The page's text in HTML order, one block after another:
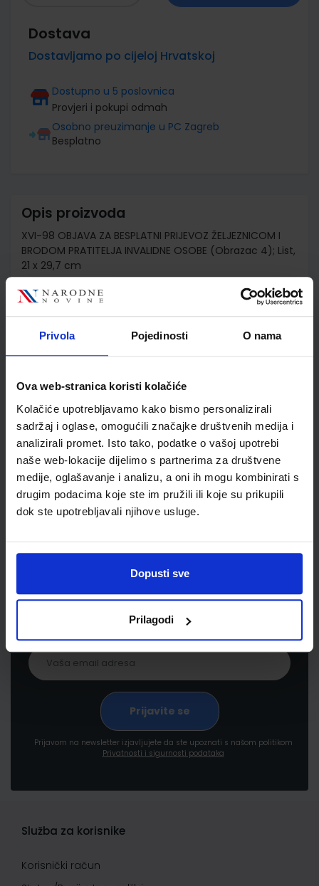
Privola Pojedinosti O nama
Ova web-stranica koristi kolačiće
Kolačiće upotrebljavamo kako bismo personalizirali
sadržaj i oglase, omogućili značajke društvenih medija i
analizirali promet. Isto tako, podatke o vašoj upotrebi
naše web-lokacije dijelimo s partnerima za društvene
medije, oglašavanje i analizu, a oni ih mogu kombinirati s
drugim podacima koje ste im pružili ili koje su prikupili
dok ste upotrebljavali njihove usluge.
Dopusti sve
Prilagodi
Dostava
Dostavljamo po cijeloj Hrvatskoj
Dostupno u 5 poslovnica
Provjeri i pokupi odmah
Osobno preuzimanje u PC Zagreb
Besplatno
Opis proizvoda
XVI-98 OBJAVA ZA BESPLATNI PRIJEVOZ ŽELJEZNICOM I
BRODOM PRATITELJA INVALIDNE OSOBE (Obrazac 4); List,
21 x 29,7 cm
Detalji proizvoda
Šifra proizvoda
Newsletter prijava
proizvodima i uslugama, akcijama i drugim
pogodnostima
Prijavom na newsletter izjavljujete da ste upoznati s našom politikom
Privatnosti i sigurnosti podataka
Služba za korisnike
Korisnički račun